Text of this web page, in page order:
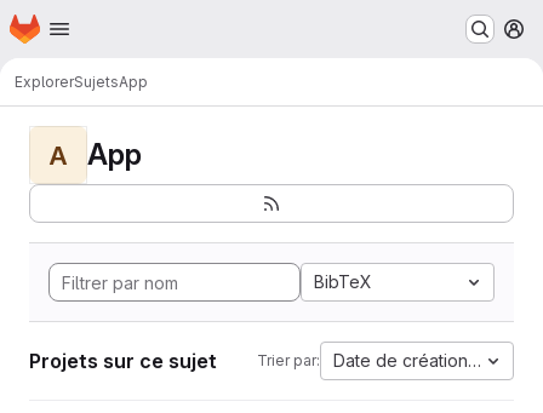
Passer au contenu principal
Page d'accueil
ExplorerSujetsApp
A App
BibTeX
Projets sur ce sujet Trier par: Date de création la plus